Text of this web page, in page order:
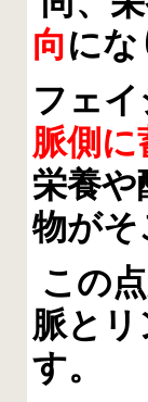
向にな
フェ
脈側に
栄養や
物がそ
この
脈と
す。